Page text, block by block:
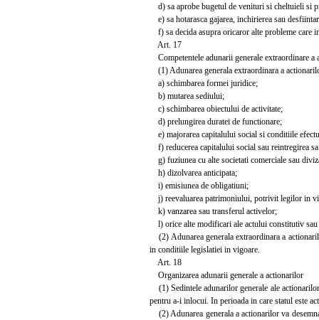
d) sa aprobe bugetul de venituri si cheltuieli si
e) sa hotarasca gajarea, inchirierea sau
f) sa decida asupra oricaror alte probleme care
Art. 17
Competentele adunarii generale extraordinare a
(1) Adunarea generala extraordinara a
a) schimbarea formei juridice;
b) mutarea sediului;
c) schimbarea obiectului de activitate;
d) prelungirea duratei de functionare;
e) majorarea capitalului social si conditiile
f) reducerea capitalului social sau reintregirea
g) fuziunea cu alte societati comerciale sau
h) dizolvarea anticipata;
i) emisiunea de obligatiuni;
j) reevaluarea patrimoniului, potrivit legilor in
k) vanzarea sau transferul activelor;
l) orice alte modificari ale actului constitutiv sau
(2) Adunarea generala extraordinara a
in conditiile legislatiei in vigoare.
Art. 18
Organizarea adunarii generale a actionarilor
(1) Sedintele adunarilor generale ale
pentru a-i inlocui. In perioada in care statul este
(2) Adunarea generala a actionarilor va